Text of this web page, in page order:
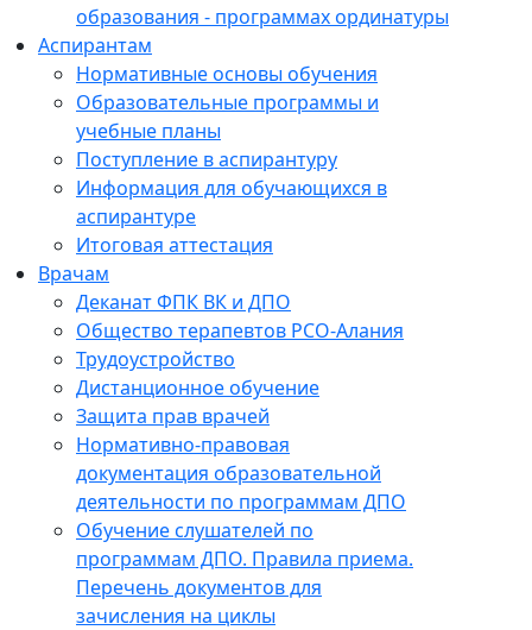
образования - программах ординатуры
Аспирантам
Нормативные основы обучения
Образовательные программы и
учебные планы
Поступление в аспирантуру
Информация для обучающихся в
аспирантуре
Итоговая аттестация
Врачам
Деканат ФПК ВК и ДПО
Общество терапевтов РСО-Алания
Трудоустройство
Дистанционное обучение
Защита прав врачей
Нормативно-правовая
документация образовательной
деятельности по программам ДПО
Обучение слушателей по
программам ДПО. Правила приема.
Перечень документов для
зачисления на циклы